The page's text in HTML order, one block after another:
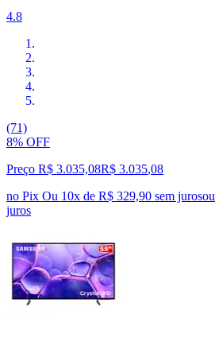
4.8
(71)
8% OFF
Preço R$ 3.035,08R$ 3.035,08
no Pix Ou 10x de R$ 329,90 sem jurosou
juros